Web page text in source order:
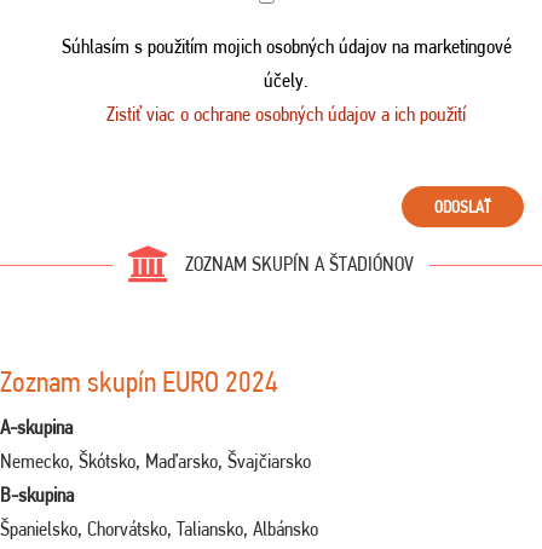
Súhlasím s použitím mojich osobných údajov na marketingové
účely.
Zistiť viac o ochrane osobných údajov a ich použití
ODOSLAŤ
ZOZNAM SKUPÍN A ŠTADIÓNOV
Zoznam skupín EURO 2024
A-skupina
Nemecko, Škótsko, Maďarsko, Švajčiarsko
B-skupina
Španielsko, Chorvátsko, Taliansko, Albánsko